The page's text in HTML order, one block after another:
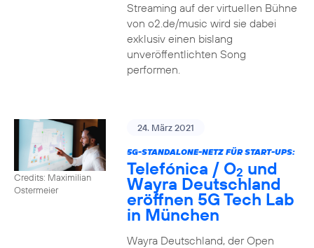
Streaming auf der virtuellen Bühne
von o2.de/music wird sie dabei
exklusiv einen bislang
unveröffentlichten Song
performen.
Credits: Maximilian
Ostermeier
24. März 2021
5G-STANDALONE-NETZ FÜR START-UPS:
Telefónica / O2 und
Wayra Deutschland
eröffnen 5G Tech Lab
in München
Wayra Deutschland, der Open